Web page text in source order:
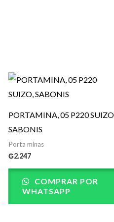
PORTAMINA, 05 P220
SABONIS
Porta minas
₲2.247
COMPRAR POR
WHATSAPP